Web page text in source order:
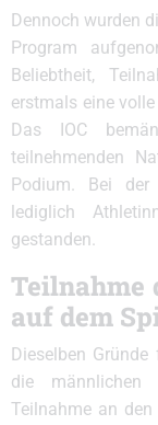
Dennoch wurden
Program
Beliebtheit,
erstmals eine
Das IOC
teilnehmenden
Podium. Bei der
lediglich
gestanden.
Teilnahme
auf dem
Dieselben
die männlichen
Teilnahme an